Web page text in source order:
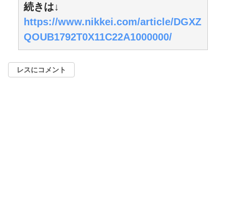
続きは↓
https://www.nikkei.com/article/DGXZ
QOUB1792T0X11C22A1000000/
レスにコメント